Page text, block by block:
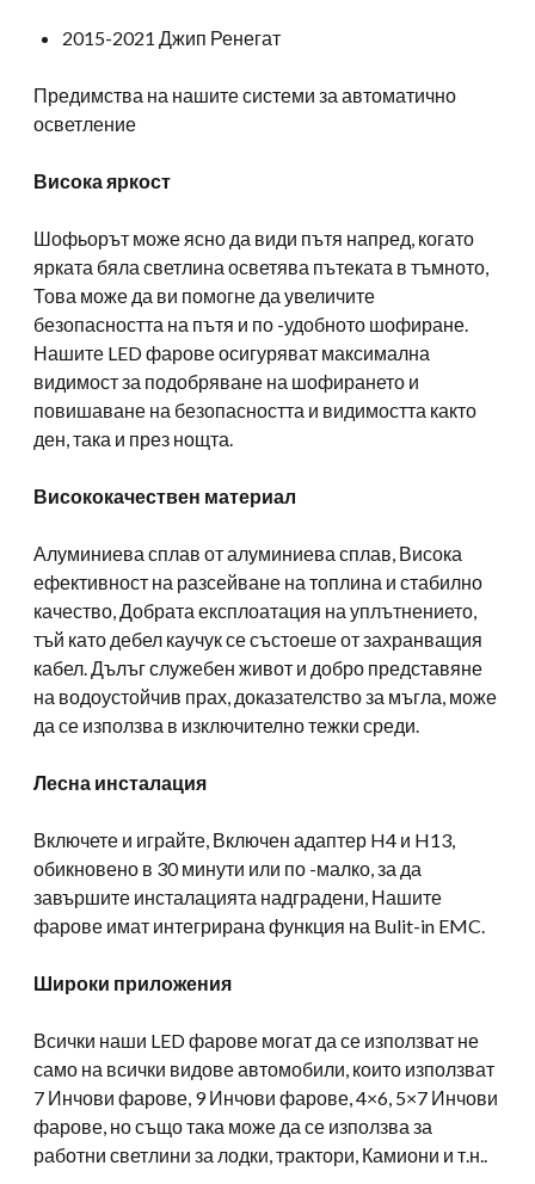
2015-2021 Джип Ренегат
Предимства на нашите системи за автоматично
осветление
Висока яркост
Шофьорът може ясно да види пътя напред, когато
ярката бяла светлина осветява пътеката в тъмното,
Това може да ви помогне да увеличите
безопасността на пътя и по -удобното шофиране.
Нашите LED фарове осигуряват максимална
видимост за подобряване на шофирането и
повишаване на безопасността и видимостта както
ден, така и през нощта.
Висококачествен материал
Алуминиева сплав от алуминиева сплав, Висока
ефективност на разсейване на топлина и стабилно
качество, Добрата експлоатация на уплътнението,
тъй като дебел каучук се състоеше от захранващия
кабел. Дълъг служебен живот и добро представяне
на водоустойчив прах, доказателство за мъгла, може
да се използва в изключително тежки среди.
Лесна инсталация
Включете и играйте, Включен адаптер H4 и H13,
обикновено в 30 минути или по -малко, за да
завършите инсталацията надградени, Нашите
фарове имат интегрирана функция на Bulit-in EMC.
Широки приложения
Всички наши LED фарове могат да се използват не
само на всички видове автомобили, които използват
7 Инчови фарове, 9 Инчови фарове, 4×6, 5×7 Инчови
фарове, но също така може да се използва за
работни светлини за лодки, трактори, Камиони и т.н..